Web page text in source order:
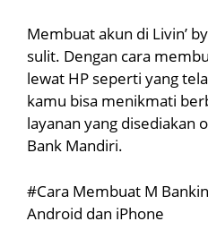
Membuat akun di Livin’
sulit. Dengan cara
lewat HP seperti yang
kamu bisa menikmati
layanan yang disediakan
Bank Mandiri.
#Cara Membuat M
Android dan iPhone